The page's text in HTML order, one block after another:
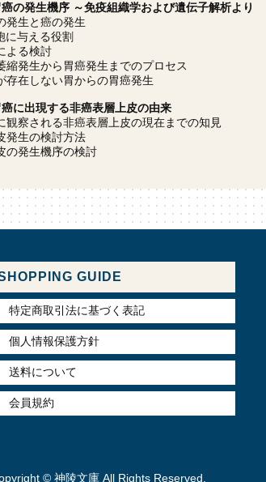
の発生機序 ～免疫組織学および遺伝子解析より
生と癌の発生
与える役割
る検討
発生から胃癌発生までのプロセス
在しない胃からの胃癌発生
に出現する非癌表層上皮の由来
察される非癌表層上皮の現在までの知見
生の検討方法
発生機序の検討
GUIDE
特定商取引法に基づく表記
個人情報保護方針
送料について
会員規約
© 神陵文庫 All Rights Reserved.